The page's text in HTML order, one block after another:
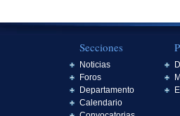
Secciones
Noticias
Foros
Departamento
Calendario